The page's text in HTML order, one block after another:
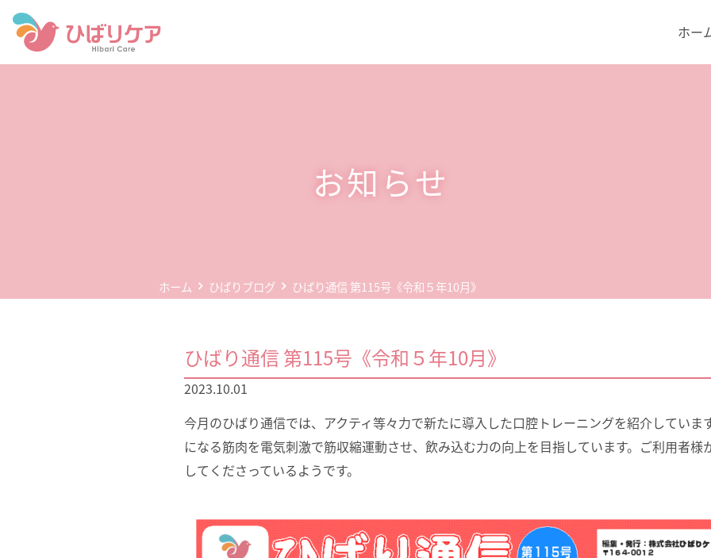
ホー
お知らせ
ホーム ひばりブログ ひばり通信 第115号《令和５年10月》
ひばり通信 第115号《令和５年10月》
2023.10.01
今月のひばり通信では、アクティ等々力で新たに導入した口腔トレーニングを紹介していま
になる筋肉を電気刺激で筋収縮運動させ、飲み込む力の向上を目指しています。ご利用者
してくださっているようです。